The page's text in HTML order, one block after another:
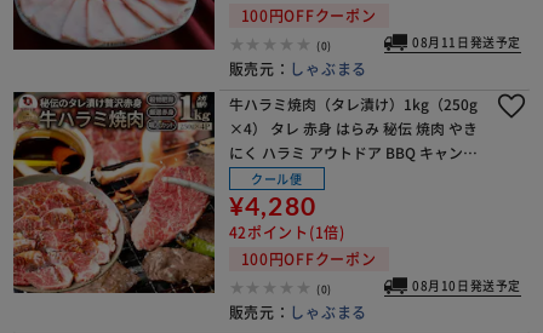
100円OFFクーポン
(0) 08月11日発送予定
販売元： しゃぶまる
牛ハラミ焼肉（タレ漬け）1kg（250g
×4） タレ 赤身 はらみ 秘伝 焼肉 やき
にく ハラミ アウトドア BBQ キャンプ
爆買クール便
¥4,280
42ポイント(1倍)
100円OFFクーポン
(0) 08月10日発送予定
販売元： しゃぶまる